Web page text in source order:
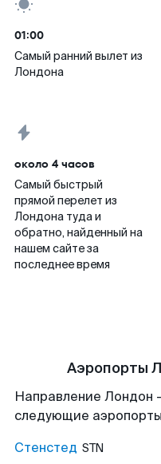
01:00
Самый ранний вылет из
Лондона
около 4 часов
Самый быстрый
прямой перелет из
Лондона туда и
обратно, найденный на
нашем сайте за
последнее время
Аэропорты
Направление Лондон
следующие аэропорты
Стенстед STN